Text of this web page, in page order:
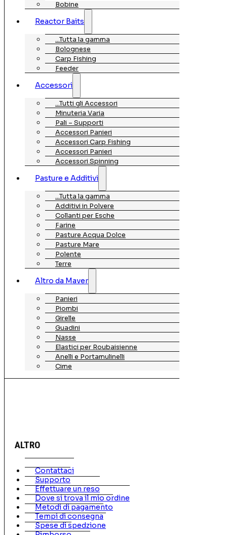
Bobine
Reactor Baits
…Tutta la gamma
Bolognese
Carp Fishing
Feeder
Accessori
…Tutti gli Accessori
Minuteria Varia
Pali – Supporti
Accessori Panieri
Accessori Carp Fishing
Accessori Panieri
Accessori Spinning
Pasture e Additivi
…Tutta la gamma
Additivi in Polvere
Collanti per Esche
Farine
Pasture Acqua Dolce
Pasture Mare
Polente
Terre
Altro da Maver
Panieri
Piombi
Girelle
Guadini
Nasse
Elastici per Roubaisienne
Anelli e Portamulinelli
Cime
ALTRO
Contattaci
Supporto
Effettuare un reso
Dove si trova il mio ordine
Metodi di pagamento
Tempi di consegna
Spese di spedzione